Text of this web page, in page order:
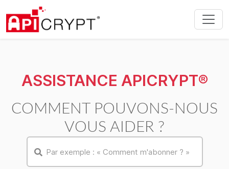
ASSISTANCE APICRYPT®
COMMENT POUVONS-NOUS
VOUS AIDER ?